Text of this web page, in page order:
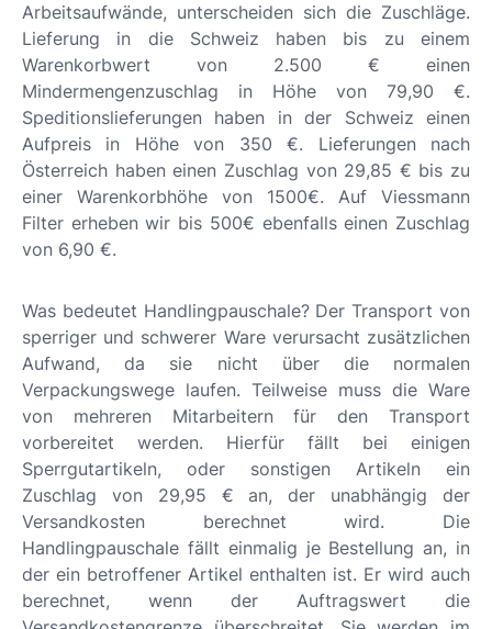
Arbeitsaufwände, unterscheiden sich die Zuschläge.
Lieferung in die Schweiz haben bis zu einem
Warenkorbwert von 2.500 € einen
Mindermengenzuschlag in Höhe von 79,90 €.
Speditionslieferungen haben in der Schweiz einen
Aufpreis in Höhe von 350 €. Lieferungen nach
Österreich haben einen Zuschlag von 29,85 € bis zu
einer Warenkorbhöhe von 1500€. Auf Viessmann
Filter erheben wir bis 500€ ebenfalls einen Zuschlag
von 6,90 €.
Was bedeutet Handlingpauschale? Der Transport von
sperriger und schwerer Ware verursacht zusätzlichen
Aufwand, da sie nicht über die normalen
Verpackungswege laufen. Teilweise muss die Ware
von mehreren Mitarbeitern für den Transport
vorbereitet werden. Hierfür fällt bei einigen
Sperrgutartikeln, oder sonstigen Artikeln ein
Zuschlag von 29,95 € an, der unabhängig der
Versandkosten berechnet wird. Die
Handlingpauschale fällt einmalig je Bestellung an, in
der ein betroffener Artikel enthalten ist. Er wird auch
berechnet, wenn der Auftragswert die